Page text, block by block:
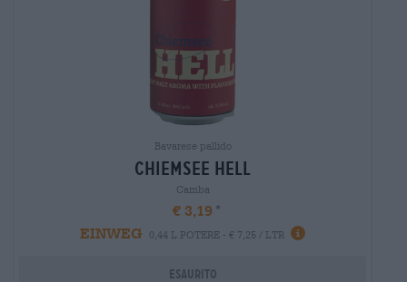
Bavarese pallido
chiemsee hell
Camba
€ 3,19
EINWEG
0,44 L POTERE - € 7,25 / LTR
Esaurito